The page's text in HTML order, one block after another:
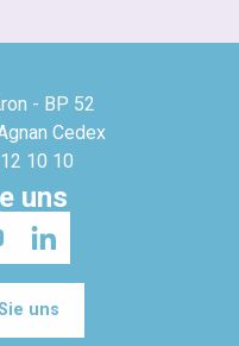
- BP 52
Cedex
10 10
uns
uns